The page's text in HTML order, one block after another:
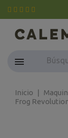
Inicio
Frog